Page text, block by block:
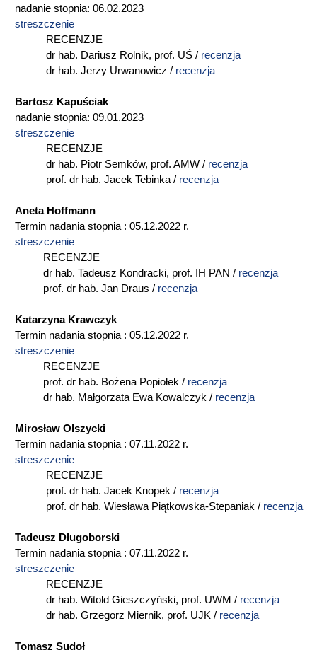
nadanie stopnia: 06.02.2023
streszczenie
RECENZJE
dr hab. Dariusz Rolnik, prof. UŚ / recenzja
dr hab. Jerzy Urwanowicz / recenzja
Bartosz Kapuściak
nadanie stopnia: 09.01.2023
streszczenie
RECENZJE
dr hab. Piotr Semków, prof. AMW / recenzja
prof. dr hab. Jacek Tebinka / recenzja
Aneta Hoffmann
Termin nadania stopnia : 05.12.2022 r.
streszczenie
RECENZJE
dr hab. Tadeusz Kondracki, prof. IH PAN / recenzja
prof. dr hab. Jan Draus / recenzja
Katarzyna Krawczyk
Termin nadania stopnia : 05.12.2022 r.
streszczenie
RECENZJE
prof. dr hab. Bożena Popiołek / recenzja
dr hab. Małgorzata Ewa Kowalczyk / recenzja
Mirosław Olszycki
Termin nadania stopnia : 07.11.2022 r.
streszczenie
RECENZJE
prof. dr hab. Jacek Knopek / recenzja
prof. dr hab. Wiesława Piątkowska-Stepaniak / recenzja
Tadeusz Długoborski
Termin nadania stopnia : 07.11.2022 r.
streszczenie
RECENZJE
dr hab. Witold Gieszczyński, prof. UWM / recenzja
dr hab. Grzegorz Miernik, prof. UJK / recenzja
Tomasz Sudoł